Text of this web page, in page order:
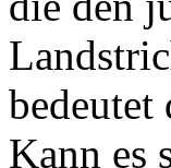
Kann es